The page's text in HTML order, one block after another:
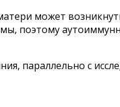
может
поэтому
параллельно с